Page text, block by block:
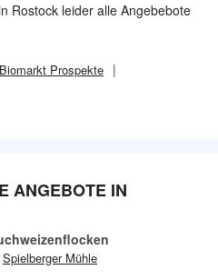
Rostock leider alle Angebebote
Biomarkt Prospekte
ANGEBOTE IN
Spielberger Mühle